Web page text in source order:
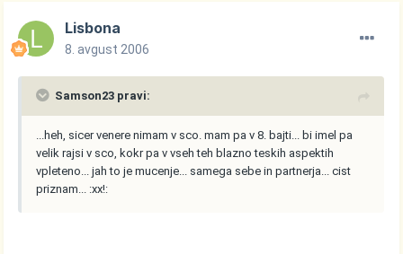
Lisbona
8. avgust 2006
Samson23 pravi:
...heh, sicer venere nimam v sco. mam pa v 8. bajti... bi imel pa
velik rajsi v sco, kokr pa v vseh teh blazno teskih aspektih
vpleteno... jah to je mucenje... samega sebe in partnerja... cist
priznam... :xx!: